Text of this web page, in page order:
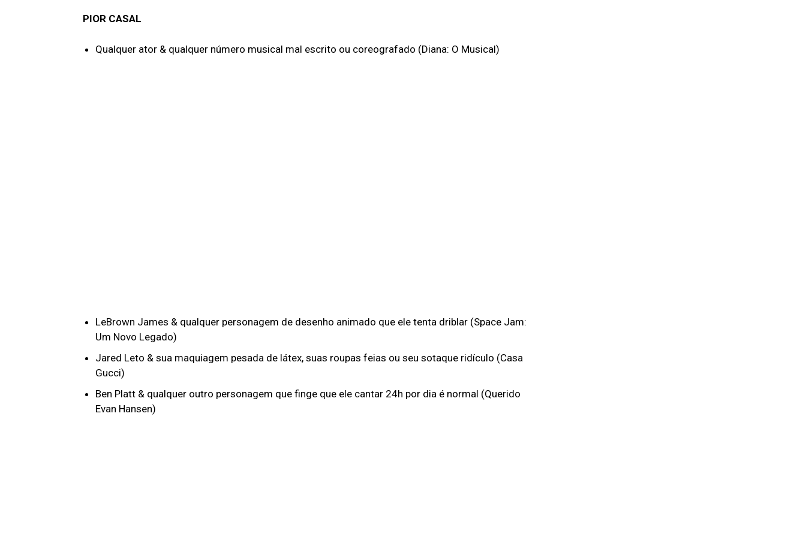
PIOR CASAL
Qualquer ator & qualquer número musical mal escrito ou coreografado (Diana: O Musical)
LeBrown James & qualquer personagem de desenho animado que ele tenta driblar (Space Jam:
Um Novo Legado)
Jared Leto & sua maquiagem pesada de látex, suas roupas feias ou seu sotaque ridículo (Casa
Gucci)
Ben Platt & qualquer outro personagem que finge que ele cantar 24h por dia é normal (Querido
Evan Hansen)